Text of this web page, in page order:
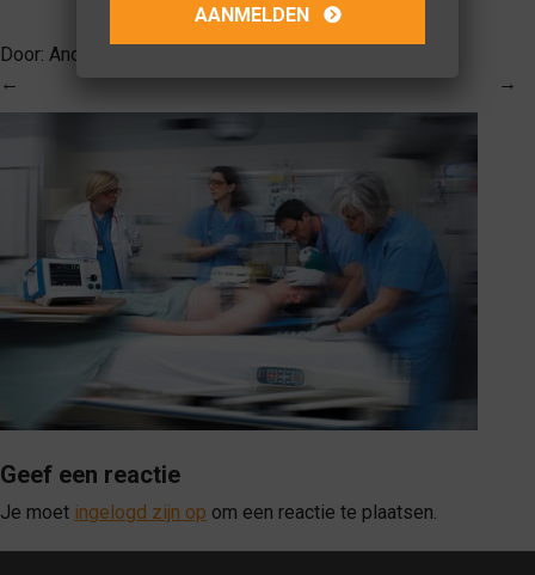
Door: Anouk van Dongen
←
→
Geef een reactie
Je moet ingelogd zijn op om een reactie te plaatsen.